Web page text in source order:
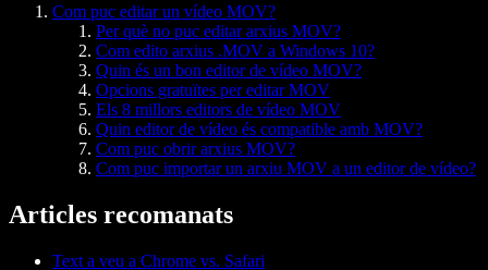
Com puc editar un vídeo MOV?
Per què no puc editar arxius MOV?
Com edito arxius .MOV a Windows 10?
Quin és un bon editor de vídeo MOV?
Opcions gratuïtes per editar MOV
Els 8 millors editors de vídeo MOV
Quin editor de vídeo és compatible amb MOV?
Com puc obrir arxius MOV?
Com puc importar un arxiu MOV a un editor de vídeo?
Articles recomanats
Text a veu a Chrome vs. Safari